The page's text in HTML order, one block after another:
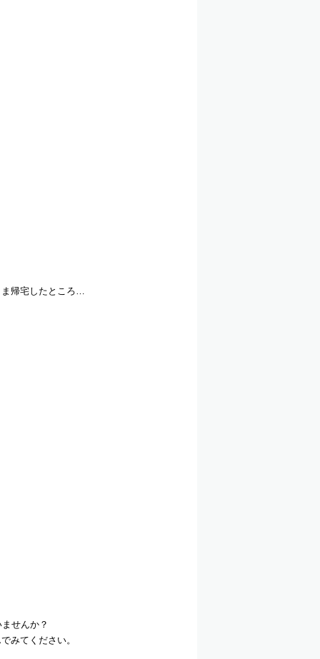
ま帰宅したところ…
せんか？
みてください。